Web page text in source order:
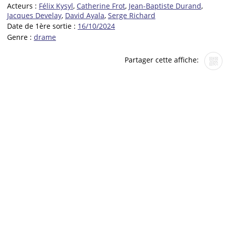
Acteurs : Félix Kysyl, Catherine Frot, Jean-Baptiste Durand,
Jacques Develay, David Ayala, Serge Richard
Date de 1ère sortie : 16/10/2024
Genre : drame
Partager cette affiche: